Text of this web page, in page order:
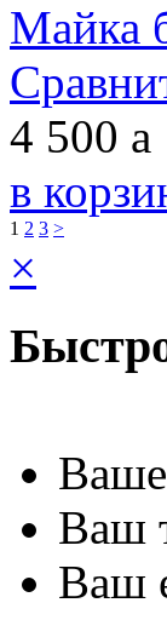
Майка
4 500 a
в
1 2 3 >
×
Ваш
Ваш